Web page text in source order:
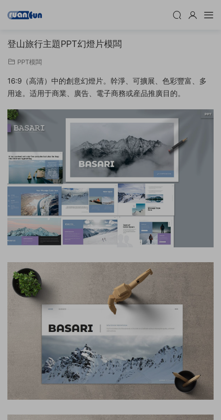
登山旅行主題PPT幻燈片模闆
PPT模闆
16:9（高清）中的創意幻燈片。幹淨、可擴展、色彩豐富、多
用途。适用于商業、廣告、電子商務或産品推廣目的。